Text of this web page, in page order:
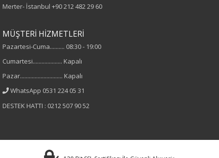
Cinsiyet
Kadın
Truvakar Kol
Merter- İstanbul +90 212 482 29 60
MÜŞTERİ HİZMETLERİ
Pazartesi-Cuma.......... 08:30 - 19:00
Cumartesi.................... Kapalı
Pazar............................. Kapalı
WhatsApp 0531 224 05 31
DESTEK HATTI : 0212 507 90 52